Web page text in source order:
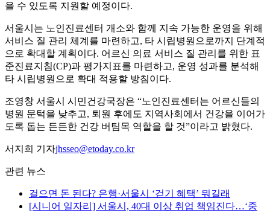
을 수 있도록 지원할 예정이다.
서울시는 노인진료센터 개소와 함께 지속 가능한 운영을 위해
서비스 질 관리 체계를 마련하고, 타 시립병원으로까지 단계적
으로 확대할 계획이다. 어르신 의료 서비스 질 관리를 위한 표
준진료지침(CP)과 평가지표를 마련하고, 운영 성과를 분석해
타 시립병원으로 확대 적용할 방침이다.
조영창 서울시 시민건강국장은 “노인진료센터는 어르신들의
병원 문턱을 낮추고, 퇴원 후에도 지역사회에서 건강을 이어가
도록 돕는 든든한 건강 버팀목 역할을 할 것”이라고 밝혔다.
서지희 기자jhsseo@etoday.co.kr
관련 뉴스
걸으면 돈 된다? 은행·서울시 ‘걷기 혜택’ 뭐길래
[시니어 일자리] 서울시, 40대 이상 취업 책임진다…‘중